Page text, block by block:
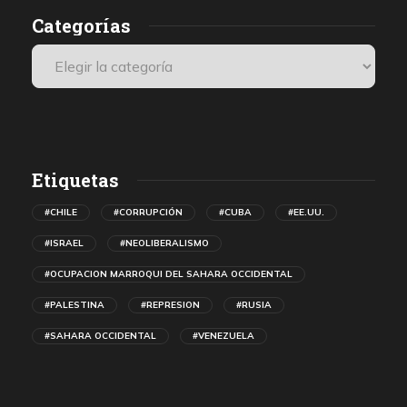
Categorías
Etiquetas
#CHILE #CORRUPCIÓN #CUBA #EE.UU.
#ISRAEL #NEOLIBERALISMO
#OCUPACION MARROQUI DEL SAHARA OCCIDENTAL
#PALESTINA #REPRESION #RUSIA
#SAHARA OCCIDENTAL #VENEZUELA